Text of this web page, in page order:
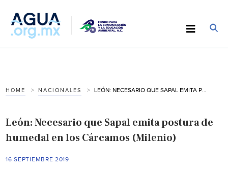
HOME NACIONALES
León: Necesario que Sapal emita postura de
humedal en los Cárcamos (Milenio)
16 SEPTIEMBRE 2019